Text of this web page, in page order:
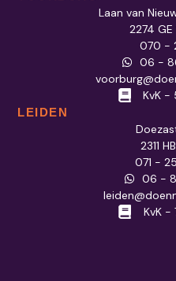
Laan van
2274
070 -
06 -
KvK -
LEIDEN
2311
071 -
06 -
KvK -